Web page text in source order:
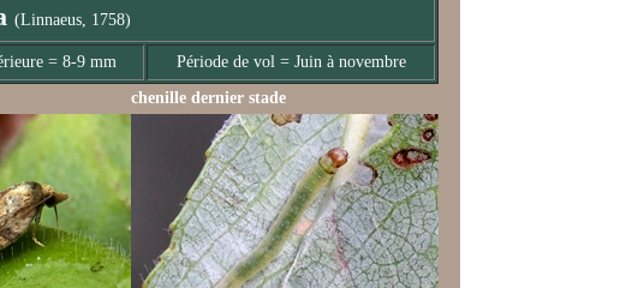
(Linnaeus, 1758)
= 8-9 mm
Période de vol = Juin à novembre
chenille dernier stade